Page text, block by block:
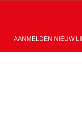
AANMELDEN NIEUW